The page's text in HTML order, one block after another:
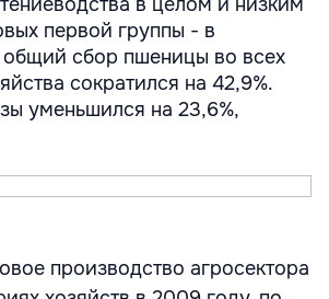
первой группы - в
общий сбор пшеницы во всех
сократился на 42,9%.
уменьшился на 23,6%,
производство агросектора